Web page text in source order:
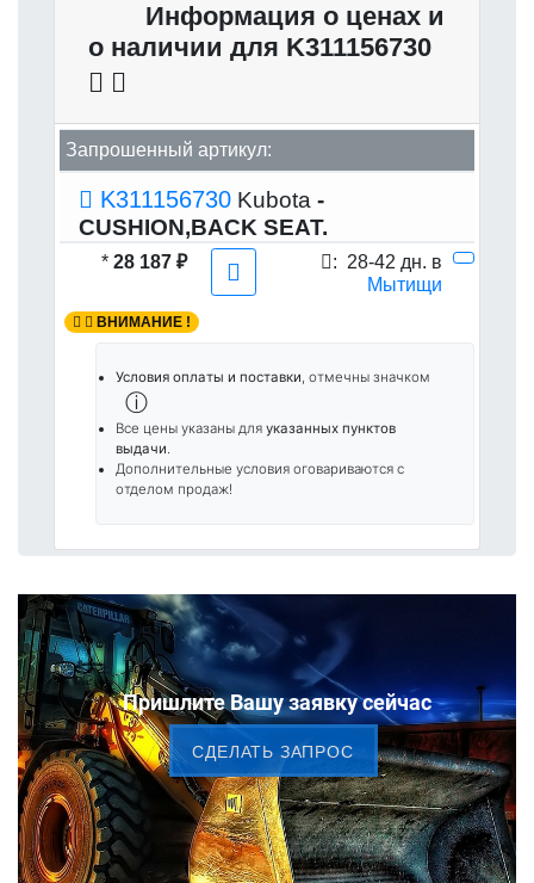
Информация о ценах и
о наличии для K311156730
Запрошенный артикул:
K311156730 Kubota -
CUSHION,BACK SEAT.
* 28 187 ₽ : 28-42 дн. в
Мытищи
ВНИМАНИЕ !
Условия оплаты и поставки, отмечны значком
ⓘ
Все цены указаны для указанных пунктов
выдачи.
Дополнительные условия оговариваются с
отделом продаж!
Пришлите Вашу заявку сейчас
CДЕЛАТЬ ЗАПРОС